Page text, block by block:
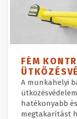
FÉM
A munkahelyi
hatékonyabb
megtakarítást